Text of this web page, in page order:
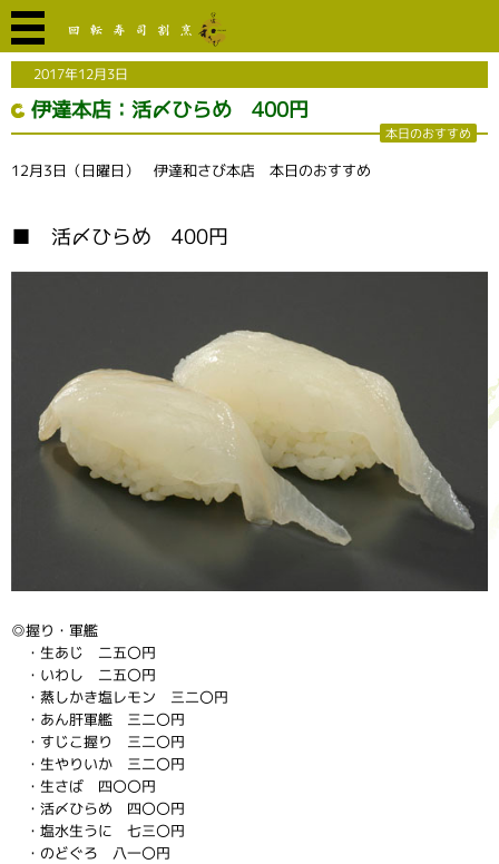
2017年12月3日
伊達本店：活〆ひらめ 400円
本日のおすすめ
12月3日（日曜日） 伊達和さび本店 本日のおすすめ
■ 活〆ひらめ 400円
◎握り・軍艦
・生あじ 二五〇円
・いわし 二五〇円
・蒸しかき塩レモン 三二〇円
・あん肝軍艦 三二〇円
・すじこ握り 三二〇円
・生やりいか 三二〇円
・生さば 四〇〇円
・活〆ひらめ 四〇〇円
・塩水生うに 七三〇円
・のどぐろ 八一〇円